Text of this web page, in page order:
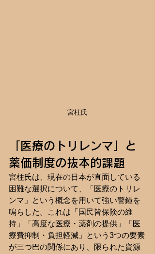
宮柱氏
「医療のトリレンマ」と
薬価制度の抜本的課題
宮柱氏は、現在の日本が直面している
困難な選択について、「医療のトリレ
ンマ」という概念を用いて強い警鐘を
鳴らした。これは「国民皆保険の維
持」「高度な医療・薬剤の提供」「医
療費抑制・負担軽減」という3つの要素
が三つ巴の関係にあり、限られた資源